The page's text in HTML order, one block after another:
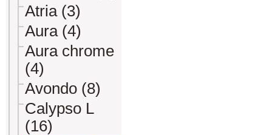
Atria (3)
Aura (4)
Aura chrome
(4)
Avondo (8)
Calypso L
(16)